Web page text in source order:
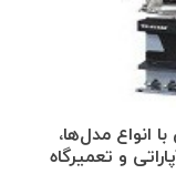
انواع مدل‌ها،
و تعمیرگاه